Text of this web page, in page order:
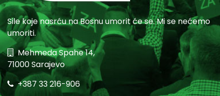
Sile koje nasrću na Bosnu umorit će se. Mi se nećemo
umoriti.
Mehmeda Spahe 14,
71000 Sarajevo
+387 33 216-906